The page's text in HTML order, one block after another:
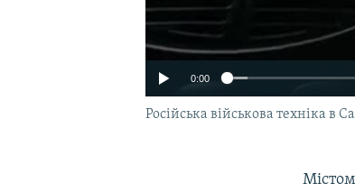
0:00
Російська військова техніка в